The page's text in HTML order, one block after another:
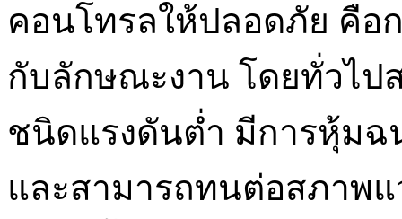
คอนโทรลให้ปลอดภัย คือ
กับลักษณะงาน โดยทั่วไป
ชนิดแรงดันต่ำ มีการหุ้มฉ
และสามารถทนต่อสภาพ